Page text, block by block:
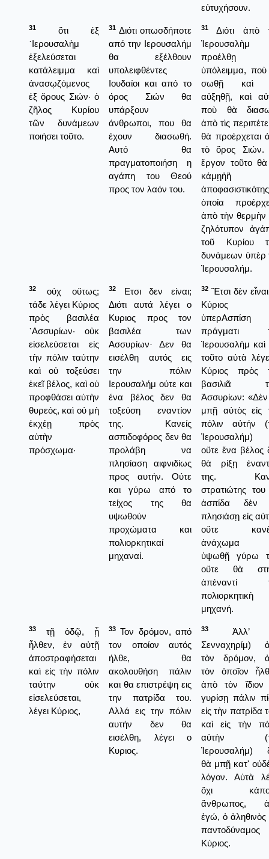
εὐτυχήσουν.
31
ὅτι ἐξ
῾Ιερουσαλὴμ
ἐξελεύσεται
κατάλειμμα καὶ
ἀνασῳζόμενος
ἐξ ὄρους Σιών· ὁ
ζῆλος Κυρίου
τῶν δυνάμεων
ποιήσει τοῦτο.
31 Διότι οπωσδήποτε
από την Ιερουσαλήμ
θα εξέλθουν
υπολειφθέντες
Ιουδαίοι και από το
όρος Σιών θα
υπάρξουν
άνθρωποι, που θα
έχουν διασωθή.
Αυτό θα
πραγματοποιήση η
αγάπη του Θεού
προς τον λαόν του.
31
Διότι ἀπὸ
Ἱερουσαλὴμ
προέλθῃ
ὑπόλειμμα,
σωθῇ καὶ
αὐξηθῇ, καὶ
ποὺ θὰ
ἀπὸ τὶς
θὰ προέρχεται
τὸ ὅρος Σιών.
ἔργον τοῦτο
κάμῃἡἢ
ὁποία
ἀπὸ τὴν θερμὴν
ζηλότυπον
τοῦ Κυρίου
δυνάμεων ὑπὲρ
Ἱερουσαλήμ.
32
οὐχ οὕτως;
τάδε λέγει Κύριος
πρὸς βασιλέα
᾿Ασσυρίων· οὐκ
εἰσελεύσεται εἰς
τὴν πόλιν ταύτην
καὶ οὐ τοξεύσει
ἐκεῖ βέλος, καὶ οὐ
προφθάσει αὐτὴν
θυρεός, καὶ οὐ μὴ
ἐκχέῃ πρὸς
αὐτὴν
πρόσχωμα·
32
Ετσι δεν είναι;
Διότι αυτά λέγει ο
Κυριος προς τον
βασιλέα των
Ασσυρίων· Δεν θα
εισέλθη αυτός εις
την πόλιν
Ιερουσαλήμ ούτε και
ένα βέλος δεν θα
τοξεύση εναντίον
της. Κανείς
ασπιδοφόρος δεν θα
προλάβη να
πλησίαση αιφνιδίως
προς αυτήν. Ούτε
και γύρω από το
τείχος της θα
υψωθούν
προχώματα και
πολιορκητικαί
μηχαναί.
32 Ἔτσι δὲν
Κύριος
ὑπερΑσπίση
πράγματι
Ἱερουσαλὴμ καὶ
τοῦτο αὐτὰ
Κύριος πρὸς
βασιλιᾶ
Ἀσσυρίων:
μπῇ αὐτὸς εἰς
πόλιν αὐτήν
Ἱερουσαλήμ)
οὔτε ἕνα βέλος
θὰ ρίξῃ
της.
στρατιώτης
ἀσπίδα δὲν
πλησιάσῃ εἰς
οὔτε
ἀνάχωμα
ὑψωθῇ γύρω
οὔτε θὰ
ἀπέναντί
πολιορκητικὴ
μηχανή.
33
τῇ ὁδῷ, ᾗ
ἦλθεν, ἐν αὐτῇ
ἀποστραφήσεται
καὶ εἰς τὴν πόλιν
ταύτην οὐκ
εἰσελεύσεται,
λέγει Κύριος,
33 Τον δρόμον, από
τον οποίον αυτός
ήλθε, θα
ακολουθήση πάλιν
και θα επιστρέψη εις
την πατρίδα του.
Αλλά εις την πόλιν
αυτήν δεν θα
εισέλθη, λέγει ο
Κυριος.
33
Ἀλλ’
Σενναχηρίμ)
τὸν δρόμον,
τὸν ὁποῖον
ἀπὸ τὸν
γυρίσῃ πάλιν
εἰς τὴν πατρίδα
καὶ εἰς τὴν
αὐτὴν
Ἱερουσαλήμ)
θὰ μπῇ κατ'
λόγον. Αὐτὰ
ὄχι
ἄνθρωπος,
ἐγώ, ὁ ἀληθινὸς
παντοδύναμος
Κύριος.